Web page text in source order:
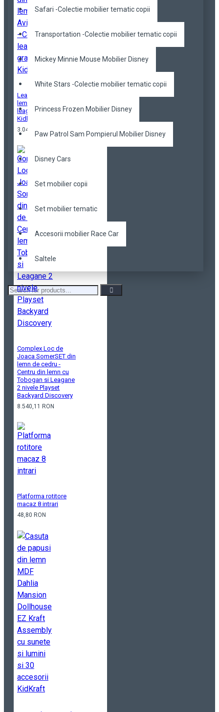
Safari -Colectie mobilier tematic copii
Transportation -Colectie mobilier tematic copii
Mickey Minnie Mouse Mobilier Disney
White Stars -Colectie mobilier tematic copii
Princess Frozen Mobilier Disney
Paw Patrol Sam Pompierul Mobilier Disney
Disney Cars
Set mobilier copii
Set mobilier tematic
Accesorii mobilier Race Car
Saltele
Leagan triplu din
lemn Aviator - Centru
leagane gradina
Kidkraft
3.049,40 RON
Complex Loc de
Joaca SomerSET din
lemn de cedru -
Centru din lemn cu
Tobogan si Leagane
2 nivele Playset
Backyard Discovery
8.540,11 RON
Platforma rotitore
macaz 8 intrari
48,80 RON